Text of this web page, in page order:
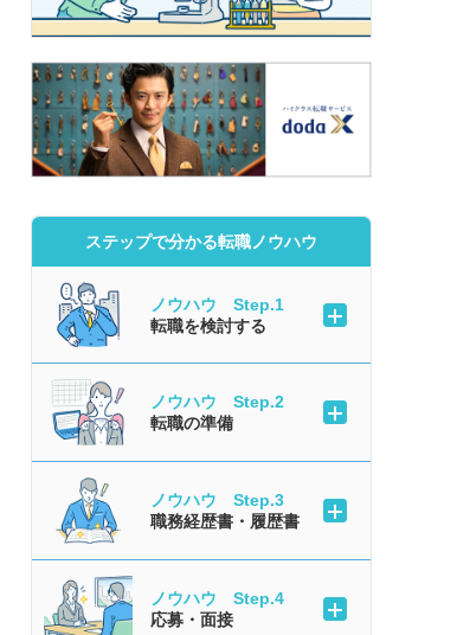
ステップで分かる転職ノウハウ
ノウハウ Step.1
転職を検討する
ノウハウ Step.2
転職の準備
ノウハウ Step.3
職務経歴書・履歴書
ノウハウ Step.4
応募・面接